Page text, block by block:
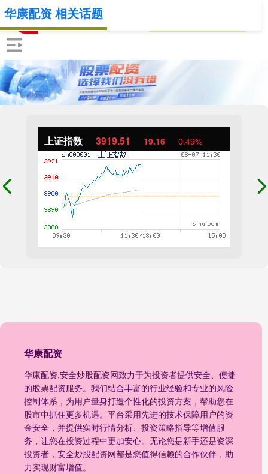
上证指数 3919.51 19.16 0.49%
华康配资
华康配资,安全炒股配资网致力于为投资者提供安全、便捷
的股票配资服务。我们结合丰富的行业经验和专业的风险
控制体系，为用户量身打造个性化的投资方案，帮助您在
股市中抓住更多机遇。平台采用先进的技术保障用户的资
金安全，并提供实时行情分析、投资策略指导等增值服
务，让您在投资过程中更加安心。无论您是新手还是资深
投资者，安全炒股配资网都是您值得信赖的合作伙伴，助
力实现财富增值。
华康配资 相关话题